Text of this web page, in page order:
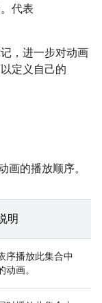
代表
，进一步对动画
定义自己的
画的播放顺序。
明
序播放此集合中
动画。